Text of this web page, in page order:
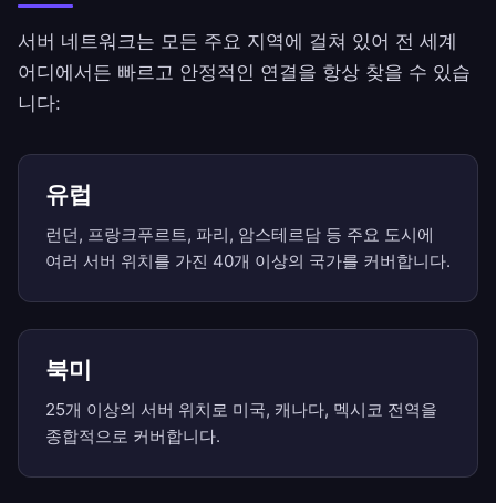
서버 네트워크는 모든 주요 지역에 걸쳐 있어 전 세계
어디에서든 빠르고 안정적인 연결을 항상 찾을 수 있습
니다:
유럽
런던, 프랑크푸르트, 파리, 암스테르담 등 주요 도시에
여러 서버 위치를 가진 40개 이상의 국가를 커버합니다.
북미
25개 이상의 서버 위치로 미국, 캐나다, 멕시코 전역을
종합적으로 커버합니다.